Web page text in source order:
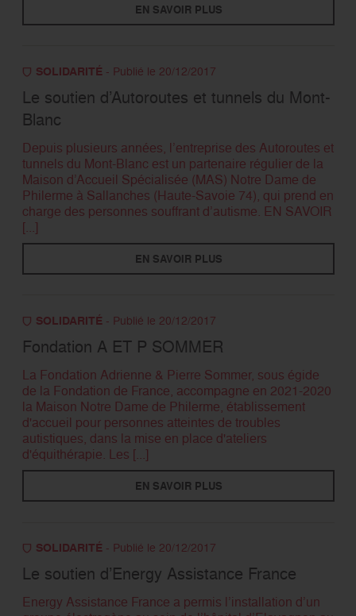
EN SAVOIR PLUS
SOLIDARITÉ- Publié le 20/12/2017
Le soutien d’Autoroutes et tunnels du Mont-
Blanc
Depuis plusieurs années, l’entreprise des Autoroutes et
tunnels du Mont-Blanc est un partenaire régulier de la
Maison d’Accueil Spécialisée (MAS) Notre Dame de
Philerme à Sallanches (Haute-Savoie 74), qui prend en
charge des personnes souffrant d’autisme. EN SAVOIR
[...]
EN SAVOIR PLUS
SOLIDARITÉ- Publié le 20/12/2017
Fondation A ET P SOMMER
La Fondation Adrienne & Pierre Sommer, sous égide
de la Fondation de France, accompagne en 2021-2020
la Maison Notre Dame de Philerme, établissement
d'accueil pour personnes atteintes de troubles
autistiques, dans la mise en place d'ateliers
d'équithérapie. Les [...]
EN SAVOIR PLUS
SOLIDARITÉ- Publié le 20/12/2017
Le soutien d’Energy Assistance France
Energy Assistance France a permis l’installation d’un